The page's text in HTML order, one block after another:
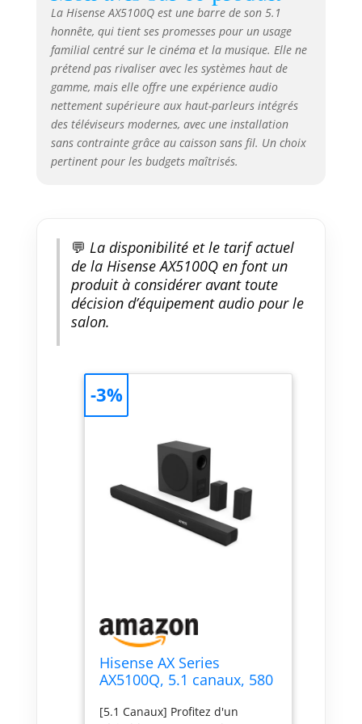
son. Haut-parleurs surround
arrière semi-sans fil : profitez
d'un son 3D avec les deux haut-
parleurs surround arrière dans
le mélange. Les deux haut-
parleurs arrière offrent un son
par derrière pour un véritable
son surround.
La Hisense AX5100Q est une barre de son 5.1
honnête, qui tient ses promesses pour un usage
familial centré sur le cinéma et la musique. Elle ne
prétend pas rivaliser avec les systèmes haut de
gamme, mais elle offre une expérience audio
nettement supérieure aux haut-parleurs intégrés
des téléviseurs modernes, avec une installation
sans contrainte grâce au caisson sans fil. Un choix
pertinent pour les budgets maîtrisés.
💬 La disponibilité et le tarif actuel
de la Hisense AX5100Q en font un
produit à considérer avant toute
décision d’équipement audio pour le
salon.
Hisense AX Series
AX5100Q, 5.1 canaux, 580
sans Fil de 16,5 cm
[5.1 Canaux] Profitez d'un
-3%